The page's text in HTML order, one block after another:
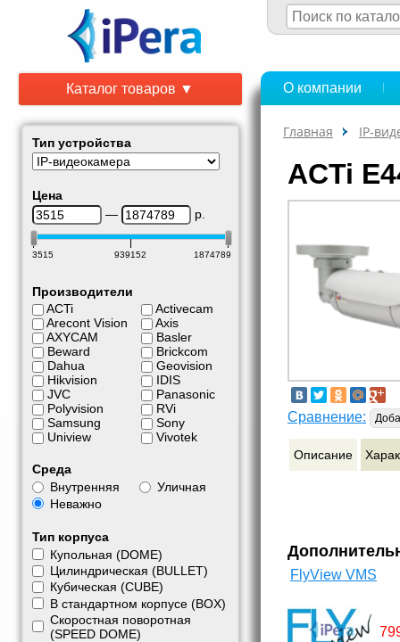
Каталог товаров ▼
Тип устройства
Цена
—
р.
3515 939152 1874789
Производители
ACTi
Arecont Vision
AXYCAM
Beward
Dahua
Hikvision
JVC
Polyvision
Samsung
Uniview
Activecam
Axis
Basler
Brickcom
Geovision
IDIS
Panasonic
RVi
Sony
Vivotek
Среда
Внутренняя
Уличная
Неважно
Тип корпуса
Купольная (DOME)
Цилиндрическая (BULLET)
Кубическая (CUBE)
В стандартном корпусе (BOX)
Скоростная поворотная
(SPEED DOME)
О компании
Главная IP-
ACTi
Сравнение:
Описание
FlyView VMS